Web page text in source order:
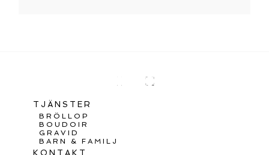
TJÄNSTER
BRÖLLOP
BOUDOIR
GRAVID
BARN & FAMILJ
KONTAKT